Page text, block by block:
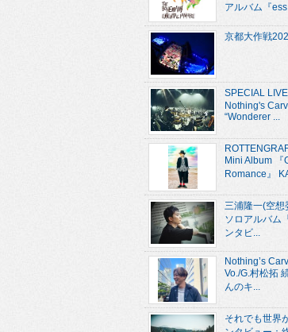
アルバム『
京都大作戦
SPECIAL
Nothing's
“Wonderer ...
Mini Album 『
Romance』
三浦隆一(空想
ソロアルバム
ンタビ...
Nothing’s
Vo./G.村松拓
んのキ...
それでも世界